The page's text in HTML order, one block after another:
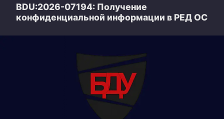
BDU:2026-07194: Получение
конфиденциальной информации в РЕД ОС